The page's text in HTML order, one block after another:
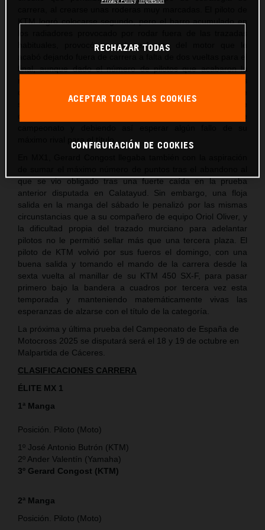
KTM logró colocarse segundo, pero el barro acumulado en
habituales, provocó un sobreesfuerzo del motor que le
final, aunque dado el número de pilotos que acabaron la
son insuficientes para no depender de él mismo para alzarse
que se vio obligado tras una fuerte caída en la prueba
anterior disputada en Calatayud. Sin embargo, una floja
salida en la manga del sábado le penalizó por las mismas
circunstancias que a su compañero de equipo Oriol Oliver, y
la dificultad propia del trazado murciano para adelantar
pilotos no le permitió sellar más que una tercera plaza. El
piloto de KTM volvió por sus fueros el domingo, con una
buena salida y tomando el mando de la carrera desde la
sexta vuelta al manillar de su KTM 450 SX-F, para pasar
primero bajo la bandera a cuadros por tercera vez esta
temporada y manteniendo matemáticamente vivas las
esperanzas de alzarse con el título de la categoría.
La próxima y última prueba del Campeonato de España de
Motocross 2025 se disputará será el 18 y 19 de octubre en
Malpartida de Cáceres.
CLASIFICACIONES CARRERA
ÉLITE MX 1
1ª Manga
Posición. Piloto (Moto)
1º José Antonio Butrón (KTM)
2º Ander Valentín (Yamaha)
3º Gerard Congost (KTM)
2ª Manga
Posición. Piloto (Moto)
RECHAZAR TODAS
ACEPTAR TODAS LAS COOKIES
CONFIGURACIÓN DE COOKIES